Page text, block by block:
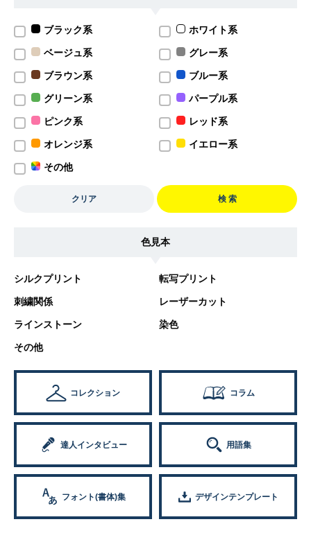
ブラック系 ホワイト系
ベージュ系 グレー系
ブラウン系 ブルー系
グリーン系 パープル系
ピンク系 レッド系
オレンジ系 イエロー系
その他
クリア 検 索
色見本
シルクプリント 転写プリント
刺繍関係 レーザーカット
ラインストーン 染色
その他
コレクション コラム
達人インタビュー 用語集
フォント(書体)集 デザインテンプレート